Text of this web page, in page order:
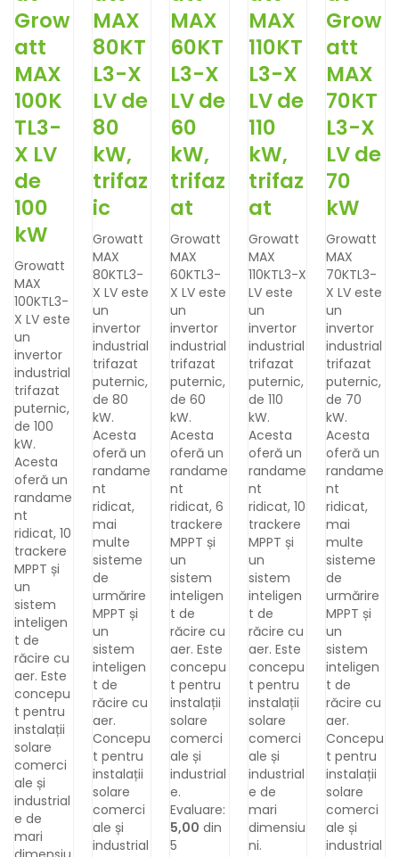
Grow
att
MAX
100K
TL3-
X LV
de
100
kW
Growatt
MAX
100KTL3-
X LV este
un
invertor
industrial
trifazat
puternic,
de 100
kW.
Acesta
oferă un
randame
nt
ridicat, 10
trackere
MPPT și
un
sistem
inteligen
t de
răcire cu
aer. Este
concepu
t pentru
instalații
solare
comerci
ale și
industrial
e de
mari
MAX
80KT
L3-X
LV de
80
kW,
trifaz
ic
Growatt
MAX
80KTL3-
X LV este
un
invertor
industrial
trifazat
puternic,
de 80
kW.
Acesta
oferă un
randame
nt
ridicat,
mai
multe
sisteme
de
urmărire
MPPT și
un
sistem
inteligen
t de
răcire cu
aer.
Concepu
t pentru
instalații
solare
comerci
ale și
industrial
MAX
60KT
L3-X
LV de
60
kW,
trifaz
at
Growatt
MAX
60KTL3-
X LV este
un
invertor
industrial
trifazat
puternic,
de 60
kW.
Acesta
oferă un
randame
nt
ridicat, 6
trackere
MPPT și
un
sistem
inteligen
t de
răcire cu
aer. Este
concepu
t pentru
instalații
solare
comerci
ale și
industrial
e.
Evaluare:
5,00 din
5
MAX
110KT
L3-X
LV de
110
kW,
trifaz
at
Growatt
MAX
110KTL3-X
LV este
un
invertor
industrial
trifazat
puternic,
de 110
kW.
Acesta
oferă un
randame
nt
ridicat, 10
trackere
MPPT și
un
sistem
inteligen
t de
răcire cu
aer. Este
concepu
t pentru
instalații
solare
comerci
ale și
industrial
e de
mari
dimensiu
ni.
Grow
att
MAX
70KT
L3-X
LV de
70
kW
Growatt
MAX
70KTL3-
X LV este
un
invertor
industrial
trifazat
puternic,
de 70
kW.
Acesta
oferă un
randame
nt
ridicat,
mai
multe
sisteme
de
urmărire
MPPT și
un
sistem
inteligen
t de
răcire cu
aer.
Concepu
t pentru
instalații
solare
comerci
ale și
industrial